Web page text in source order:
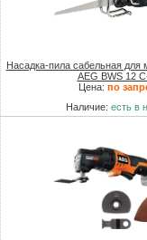
Насадка-пила сабельная для
AEG BWS 12
Цена: по
Наличие: есть в